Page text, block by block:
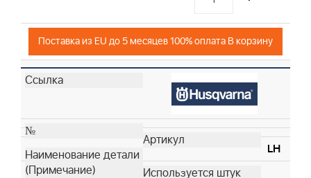
Поставка из EU до 5 месяцев 100% оплата В корзину
LH